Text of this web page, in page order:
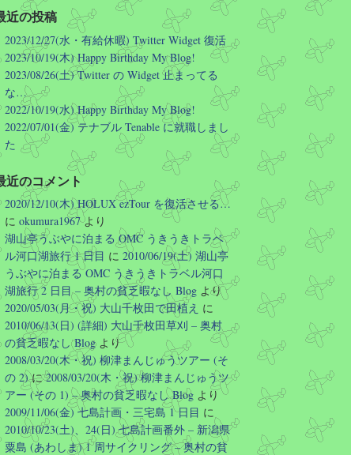
ですので「四条のバス停に…」な
どど京都駅で質問されても「どの
四条ですか」としか答えようがな
いのです
なお、町名だけ聞かれても同様で
す
Hirotoshi Okumura 2026/08/03 06:31
このような SPAMMER を支援するよ
うな活動 (高名な公共イベントで実際
に使用していたドメインのリリース)
を国の公共機関といってよい団体がや
るということ自体を違法にする必要が
あるのでは…? ドメイン管理料なんて
年に数千円なんだから、国の予算で永
久に保持しろよ…
Twitter
さらに読み込む
近の投稿
2023/12/27(水・有給休暇) Twitter Widget 復活
2023/10/19(木) Happy Birthday My Blog!
2023/08/26(土) Twitter の Widget 止まってる
な…
2022/10/19(水) Happy Birthday My Blog!
2022/07/01(金) テナブル Tenable に就職しまし
た
近のコメント
2020/12/10(木) HOLUX ezTour を復活させる…
に okumura1967より
湖山亭うぶやに泊まる OMC うきうきトラベ
ル河口湖旅行 1 日目 に 2010/06/19(土) 湖山亭
うぶやに泊まる OMC うきうきトラベル河口
湖旅行 2 日目 – 奥村の貧乏暇なし Blog より
2020/05/03(月・祝) 大山千枚田で田植え に
2010/06/13(日) (詳細) 大山千枚田草刈 – 奥村
の貧乏暇なし Blogより
2008/03/20(木・祝) 柳津まんじゅうツアー (そ
の 2)に2008/03/20(木・祝) 柳津まんじゅうツ
アー (その 1) – 奥村の貧乏暇なし Blog より
2009/11/06(金) 七島計画・三宅島 1 日目 に
2010/10/23(土)、24(日) 七島計画番外 – 新潟県
粟島 (あわしま) 1 周サイクリング – 奥村の貧